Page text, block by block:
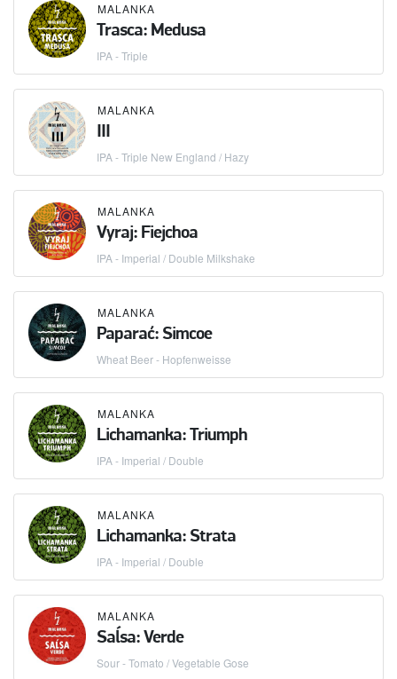
MALANKA
Trasca: Medusa
IPA - Triple
MALANKA
III
IPA - Triple New England / Hazy
MALANKA
Vyraj: Fiejchoa
IPA - Imperial / Double Milkshake
MALANKA
Paparać: Simcoe
Wheat Beer - Hopfenweisse
MALANKA
Lichamanka: Triumph
IPA - Imperial / Double
MALANKA
Lichamanka: Strata
IPA - Imperial / Double
MALANKA
Saĺsa: Verde
Sour - Tomato / Vegetable Gose